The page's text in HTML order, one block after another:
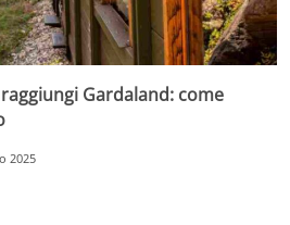
Gardaland: come
2025